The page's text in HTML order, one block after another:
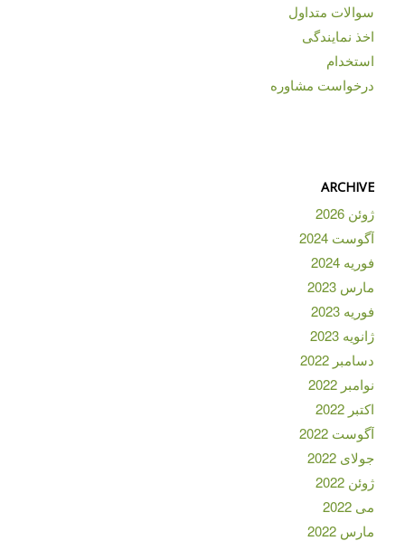
سوالات متداول
اخذ نمایندگی
استخدام
درخواست مشاوره
ARCHIVE
ژوئن 2026
آگوست 2024
فوریه 2024
مارس 2023
فوریه 2023
ژانویه 2023
دسامبر 2022
نوامبر 2022
اکتبر 2022
آگوست 2022
جولای 2022
ژوئن 2022
می 2022
مارس 2022